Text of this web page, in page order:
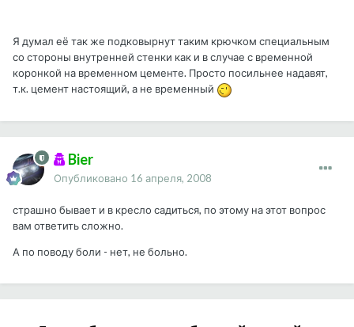
Я думал её так же подковырнут таким крючком специальным
со стороны внутренней стенки как и в случае с временной
коронкой на временном цементе. Просто посильнее надавят,
т.к. цемент настоящий, а не временный
Bier
Опубликовано 16 апреля, 2008
страшно бывает и в кресло садиться, по этому на этот вопрос
вам ответить сложно.
А по поводу боли - нет, не больно.